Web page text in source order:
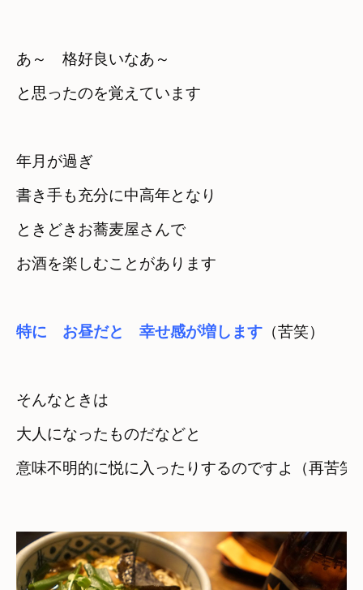
あ～　格好良いなあ～
と思ったのを覚えています
年月が過ぎ
書き手も充分に中高年となり
ときどきお蕎麦屋さんで
お酒を楽しむことがあります
特に　お昼だと　幸せ感が増します （苦笑）
そんなときは
大人になったものだなどと
意味不明的に悦に入ったりするのですよ（再苦笑